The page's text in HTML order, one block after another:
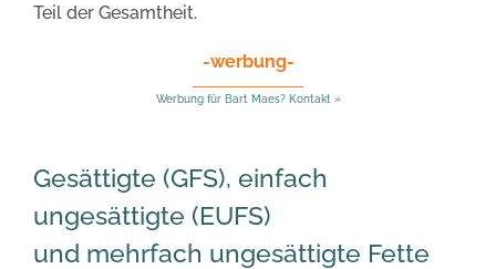
Teil der Gesamtheit.
-werbung-
Werbung für Bart Maes? Kontakt »
Gesättigte (GFS), einfach
ungesättigte (EUFS)
und mehrfach ungesättigte Fette